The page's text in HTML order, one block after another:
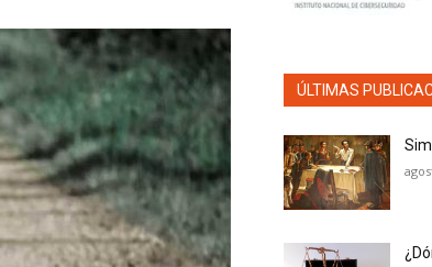
ÚLTIMAS